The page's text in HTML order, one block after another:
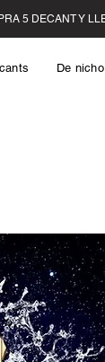
De nicho